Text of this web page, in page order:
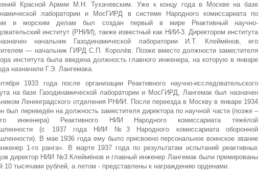
Красной Армии М.Н. Тухачевским. Уже к концу года в Москве на базе
лаборатории и МосГИРД в системе Народного комиссариата по
и морским делам был создан первый в мире Реактивный научно-
институт (РНИИ), также известный как НИИ-3. Директором института
начальник Газодинамической лаборатории И.Т. Клеймёнов, его
— начальник ГИРД С.П. Королёв. Позже вместо должности заместителя
института была введена должность главного инженера, на которую в январе
назначили Г.Э. Лангемака.
1933 года после организации Реактивного научно-исследовательского
на базе Газодинамической лаборатории и МосГИРД, Лангемак был назначен
Ленинградского отделения РНИИ. После переезда в Москву в январе 1934
был переведён на должность заместителя директора по научной части (позже –
инженера) Реактивного НИИ Народного комиссариата тяжёлой
(с 1937 года НИИ №3 Народного комиссариата оборонной
В мае 1936 года ему было присвоено персональное воинское звание
1-го ранга». В марте 1937 года по результатам испытаний реактивных
директор НИИ №3 Клеймёнов и главный инженер Лангемак были премированы
10 тысячами рублей, а летом - представлены к награждению орденами.